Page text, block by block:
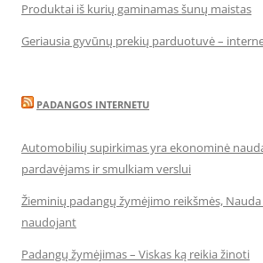
Produktai iš kurių gaminamas šunų maistas
Geriausia gyvūnų prekių parduotuvė –
PADANGOS INTERNETU
Automobilių supirkimas yra ekonominė
pardavėjams ir smulkiam verslui
Žieminių padangų žymėjimo reikšmės,
naudojant
Padangų žymėjimas – Viskas ką reikia žinoti